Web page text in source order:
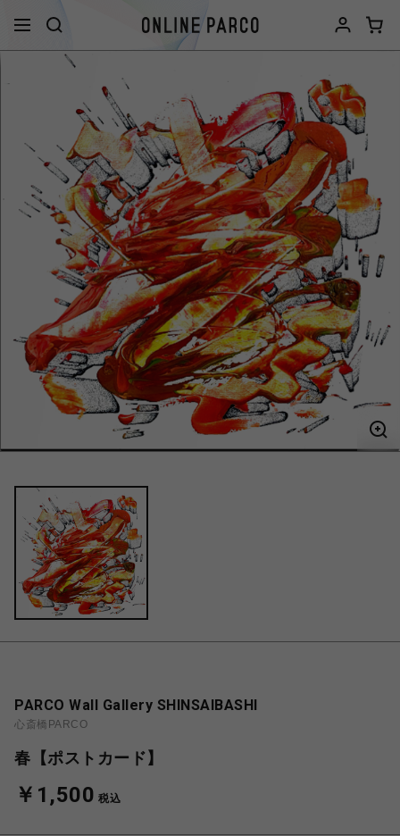
PARCO Wall Gallery SHINSAIBASHI
心斎橋PARCO
春【ポストカード】
￥1,500 税込